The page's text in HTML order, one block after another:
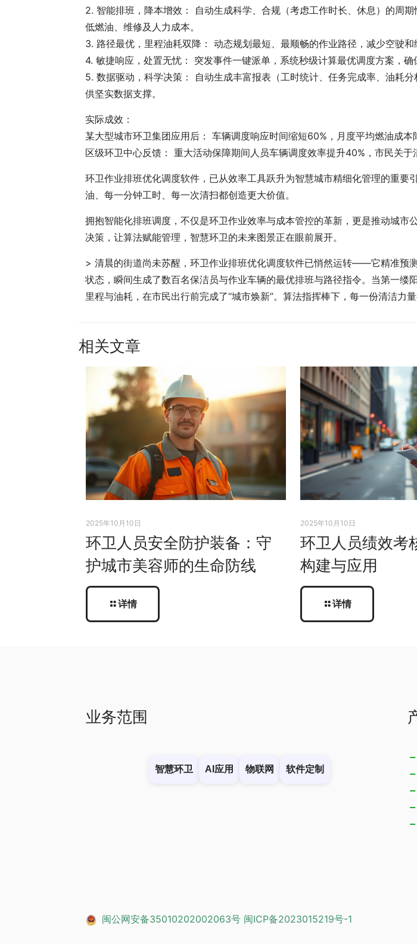
2. 智能排班，降本增效： 自动生成科学、合规（考虑工作时长、休息）的周
低燃油、维修及人力成本。
3. 路径最优，里程油耗双降： 动态规划最短、最顺畅的作业路径，减少空驶和
4. 敏捷响应，处置无忧： 突发事件一键派单，系统秒级计算最优调度方案，确
5. 数据驱动，科学决策： 自动生成丰富报表（工时统计、任务完成率、油耗
供坚实数据支撑。
实际成效：
某大型城市环卫集团应用后： 车辆调度响应时间缩短60%，月度平均燃油成本
区级环卫中心反馈： 重大活动保障期间人员车辆调度效率提升40%，市民关于
环卫作业排班优化调度软件，已从效率工具跃升为智慧城市精细化管理的重
油、每一分钟工时、每一次清扫都创造更大价值。
拥抱智能化排班调度，不仅是环卫作业效率与成本管控的革新，更是推动城
决策，让算法赋能管理，智慧环卫的未来图景正在眼前展开。
> 清晨的街道尚未苏醒，环卫作业排班优化调度软件已悄然运转——它精准预
状态，瞬间生成了数百名保洁员与作业车辆的最优排班与路径指令。当第一
里程与油耗，在市民出行前完成了“城市焕新”。算法指挥棒下，每一份清洁力量
相关文章
2025年10月10日
环卫人员安全防护装备：守
护城市美容师的生命防线
详情
2025年10月10日
环卫人员绩效考
构建与应用
详情
业务范围
智慧环卫 AI应用 物联网 软件定制
闽公网安备35010202002063号 闽ICP备2023015219号-1